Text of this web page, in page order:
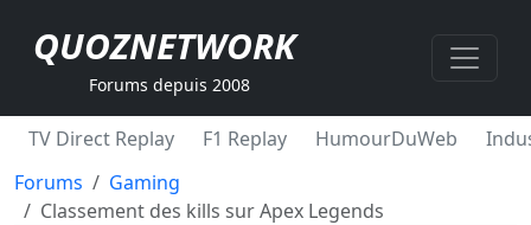
QUOZNETWORK
Forums depuis 2008
TV Direct Replay F1 Replay HumourDuWeb
Forums
Gaming
Classement des kills sur Apex Legends